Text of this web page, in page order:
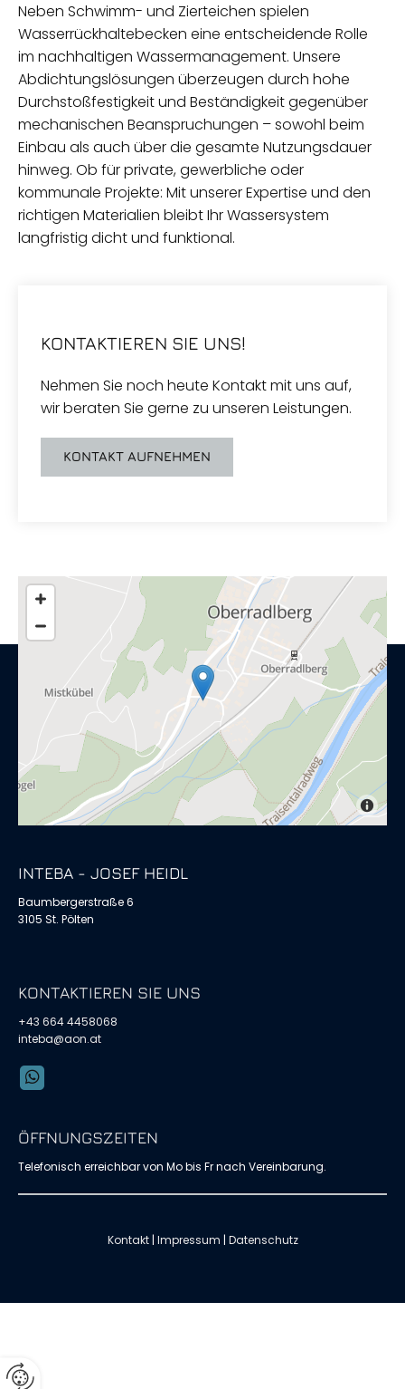
Neben Schwimm- und Zierteichen spielen
Wasserrückhaltebecken eine entscheidende Rolle
im nachhaltigen Wassermanagement. Unsere
Abdichtungslösungen überzeugen durch hohe
Durchstoßfestigkeit und Beständigkeit gegenüber
mechanischen Beanspruchungen – sowohl beim
Einbau als auch über die gesamte Nutzungsdauer
hinweg. Ob für private, gewerbliche oder
kommunale Projekte: Mit unserer Expertise und den
richtigen Materialien bleibt Ihr Wassersystem
langfristig dicht und funktional.
KONTAKTIEREN SIE UNS!
Nehmen Sie noch heute Kontakt mit uns auf,
wir beraten Sie gerne zu unseren Leistungen.
KONTAKT AUFNEHMEN
INTEBA - JOSEF HEIDL
Baumbergerstraße 6
3105 St. Pölten
KONTAKTIEREN SIE UNS
+43 664 4458068
inteba@aon.at
ÖFFNUNGSZEITEN
Telefonisch erreichbar von Mo bis Fr nach Vereinbarung.
Kontakt| Impressum Datenschutz